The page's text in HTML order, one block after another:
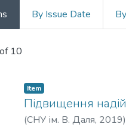
By Issue Date
10
Item
Підвищення
(СНУ ім. В. Даля, 2019)